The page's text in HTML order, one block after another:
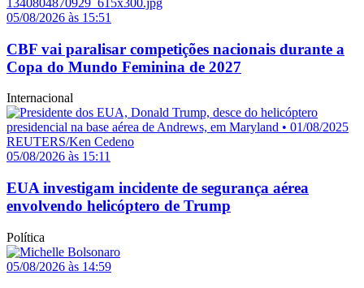
05/08/2026 às 15:51
CBF vai paralisar competições nacionais durante a
Copa do Mundo Feminina de 2027
Internacional
05/08/2026 às 15:11
EUA investigam incidente de segurança aérea
envolvendo helicóptero de Trump
Política
05/08/2026 às 14:59